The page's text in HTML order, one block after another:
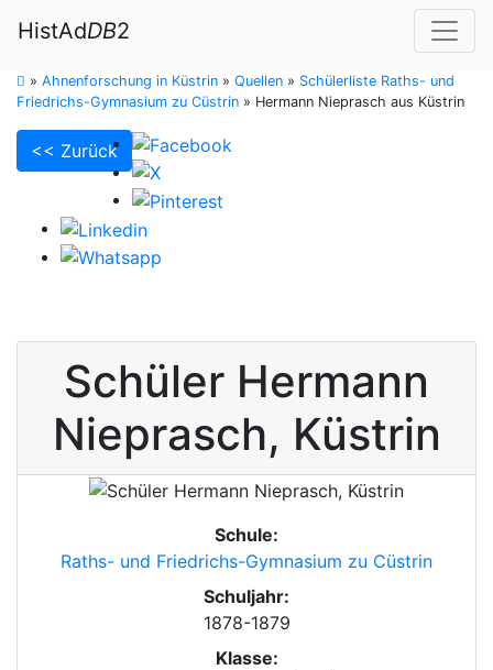
HistAdDB2
» Ahnenforschung in Küstrin » Quellen » Schülerliste Raths- und
Friedrichs-Gymnasium zu Cüstrin » Hermann Nieprasch aus Küstrin
<< Zurück
Schüler Hermann
Nieprasch, Küstrin
Schule:
Raths- und Friedrichs-Gymnasium zu Cüstrin
Schuljahr:
1878-1879
Klasse: